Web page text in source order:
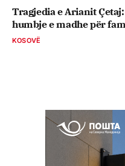
Tragjedia e Arianit
humbje e madhe për
KOSOVË